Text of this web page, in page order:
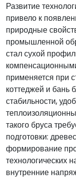
Развитие
привело к
природные
промышленной
стал сухой
применяется при
коттеджей и бань
стабильности,
такого бруса
подготовки:
формирование
технологических
внутренние